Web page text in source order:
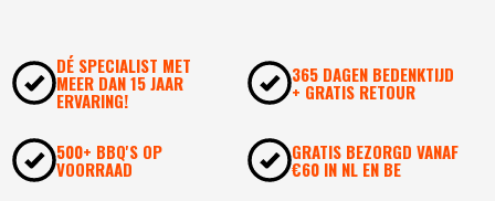
DÉ SPECIALIST MET
MEER DAN 15 JAAR
ERVARING!
365 DAGEN BEDENKTIJD
+ GRATIS RETOUR
500+ BBQ'S OP
VOORRAAD
GRATIS BEZORGD VANAF
€60 IN NL EN BE